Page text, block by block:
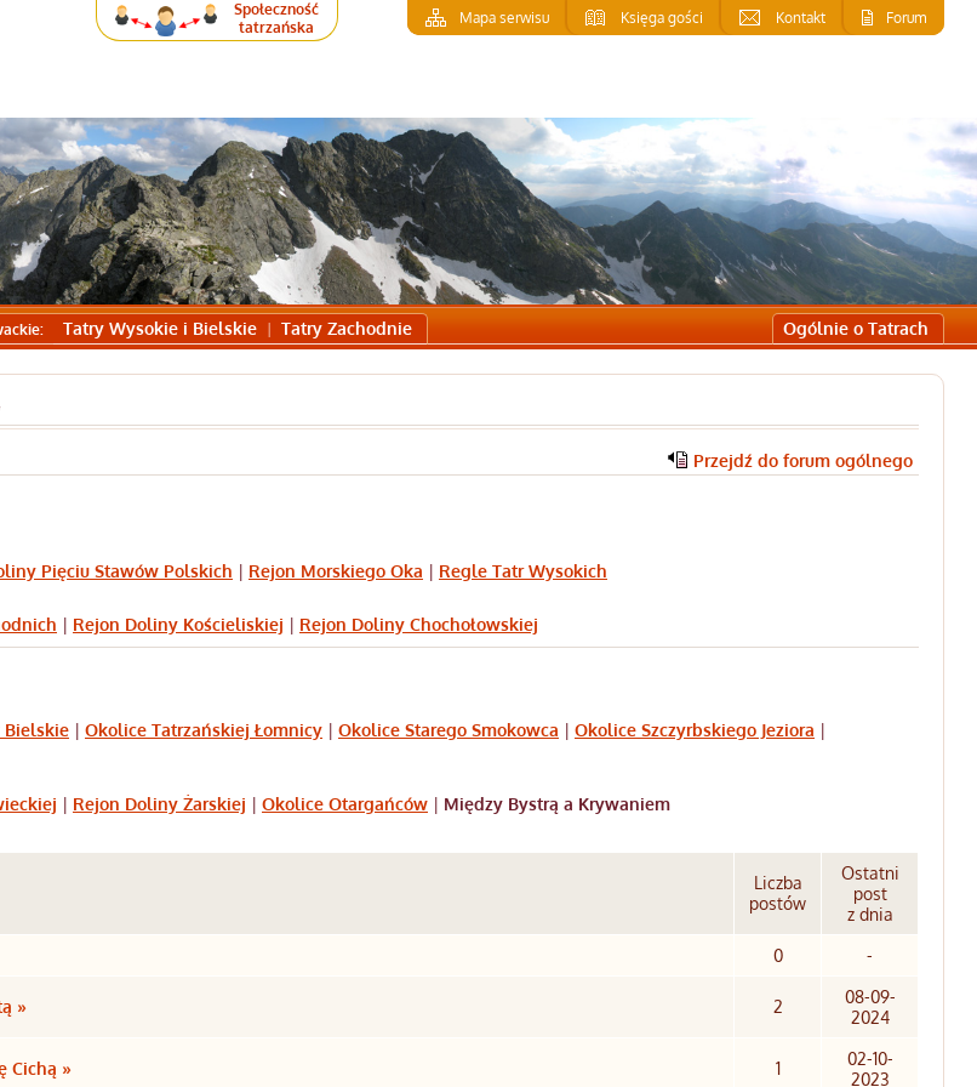
Społeczność
tatrzańska
Mapa serwisu Księga gości Kontakt Forum
Tatry Wysokie i Bielskie Tatry Zachodnie Ogólnie o Tatrach
Przejdź do forum ogólnego
Pięciu Stawów Polskich | Rejon Morskiego Oka | Regle Tatr Wysokich
| Rejon Doliny Kościeliskiej | Rejon Doliny Chochołowskiej
Bielskie | Okolice Tatrzańskiej Łomnicy | Okolice Starego Smokowca | Okolice Szczyrbskiego Jeziora |
| Rejon Doliny Żarskiej | Okolice Otargańców | Między Bystrą a Krywaniem
Liczba
postów
Ostatni
post
z dnia
0 -
» 2
08-09-
2024
Cichą » 1
02-10-
2023